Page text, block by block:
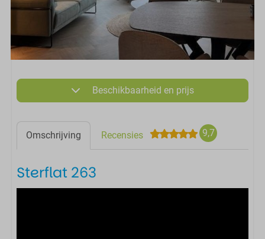
Beschikbaarheid en prijs
Omschrijving Recensies 9,7
Sterflat 263